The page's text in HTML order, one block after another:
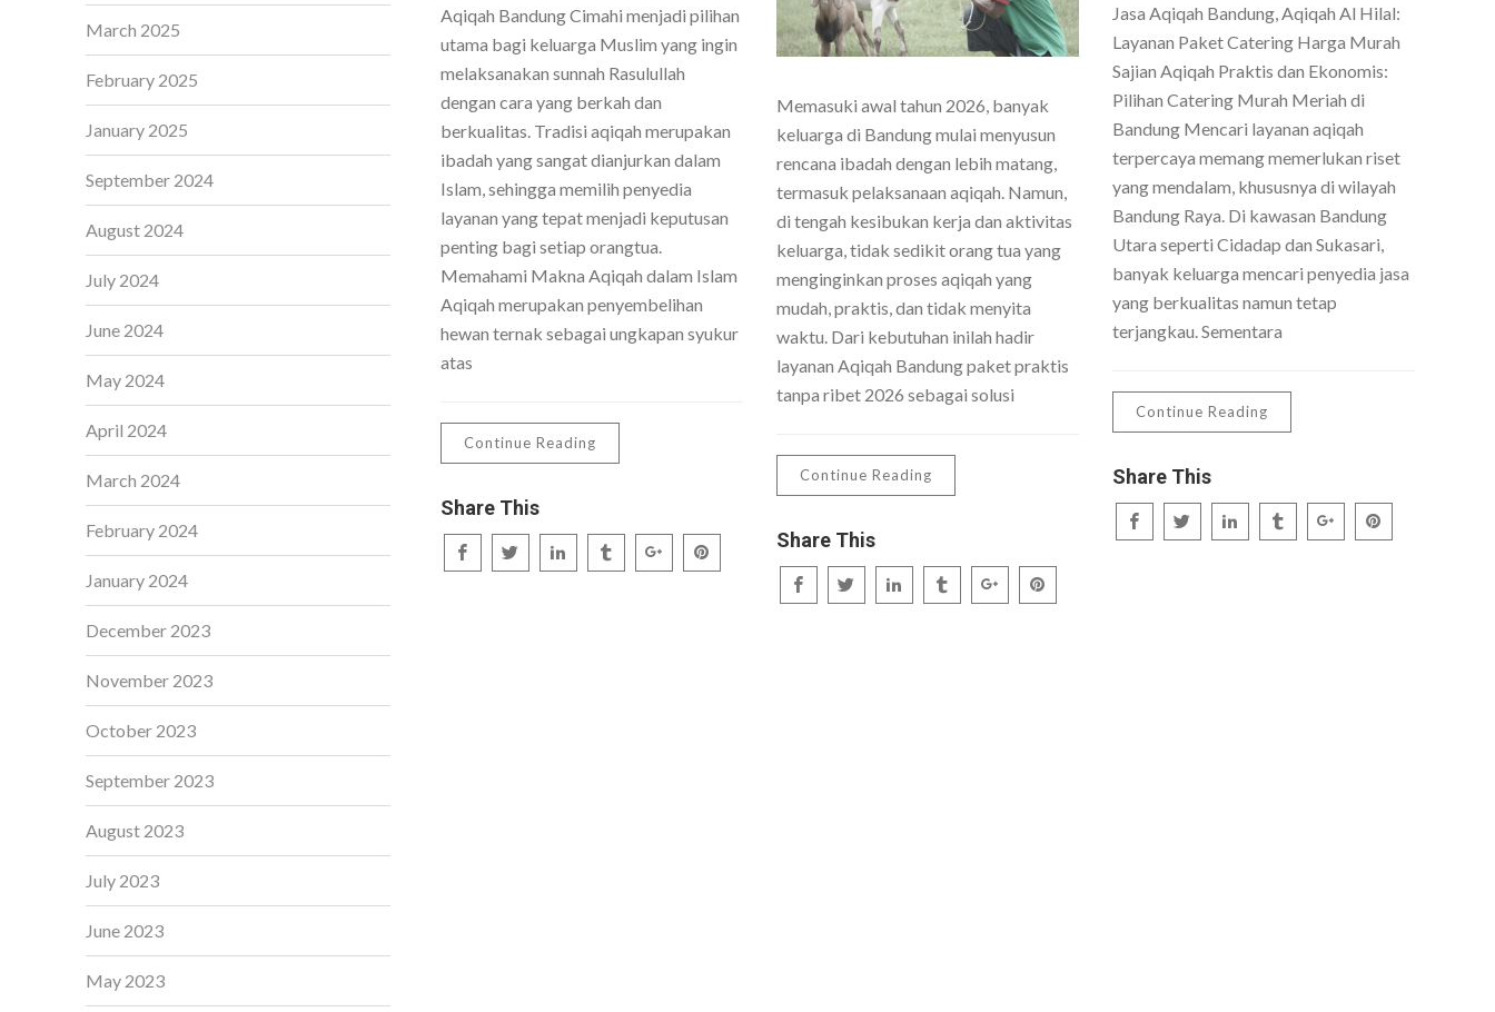
Jasa Aqiqah Bandung, Aqiqah Al Hilal:
Layanan Paket Catering Harga Murah
Sajian Aqiqah Praktis dan Ekonomis:
Pilihan Catering Murah Meriah di
Bandung Mencari layanan aqiqah
terpercaya memang memerlukan riset
yang mendalam, khususnya di wilayah
Bandung Raya. Di kawasan Bandung
Utara seperti Cidadap dan Sukasari,
banyak keluarga mencari penyedia jasa
yang berkualitas namun tetap
terjangkau. Sementara
Continue Reading
Share This
Aqiqah Bandung Cimahi menjadi pilihan
utama bagi keluarga Muslim yang ingin
melaksanakan sunnah Rasulullah
dengan cara yang berkah dan
berkualitas. Tradisi aqiqah merupakan
ibadah yang sangat dianjurkan dalam
Islam, sehingga memilih penyedia
layanan yang tepat menjadi keputusan
penting bagi setiap orangtua.
Memahami Makna Aqiqah dalam Islam
Aqiqah merupakan penyembelihan
hewan ternak sebagai ungkapan syukur
atas
Continue Reading
Share This
Memasuki awal tahun 2026, banyak
keluarga di Bandung mulai menyusun
rencana ibadah dengan lebih matang,
termasuk pelaksanaan aqiqah. Namun,
di tengah kesibukan kerja dan aktivitas
keluarga, tidak sedikit orang tua yang
menginginkan proses aqiqah yang
mudah, praktis, dan tidak menyita
waktu. Dari kebutuhan inilah hadir
layanan Aqiqah Bandung paket praktis
tanpa ribet 2026 sebagai solusi
Continue Reading
Share This
March 2025
February 2025
January 2025
September 2024
August 2024
July 2024
June 2024
May 2024
April 2024
March 2024
February 2024
January 2024
December 2023
November 2023
October 2023
September 2023
August 2023
July 2023
June 2023
May 2023